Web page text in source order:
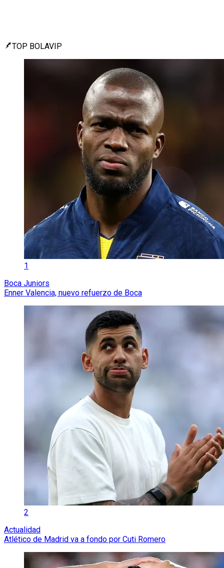
TOP BOLAVIP
1
Boca Juniors
Enner Valencia, nuevo refuerzo de Boca
2
Actualidad
Atlético de Madrid va a fondo por Cuti Romero